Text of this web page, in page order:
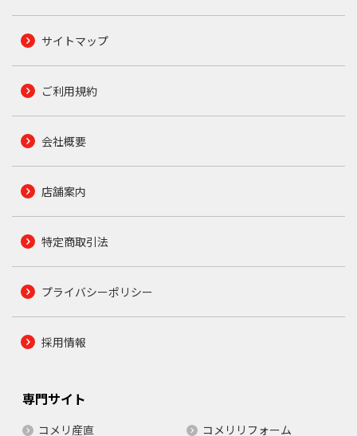
サイトマップ
ご利用規約
会社概要
店舗案内
特定商取引法
プライバシーポリシー
採用情報
専門サイト
コメリ産直 コメリリフォーム